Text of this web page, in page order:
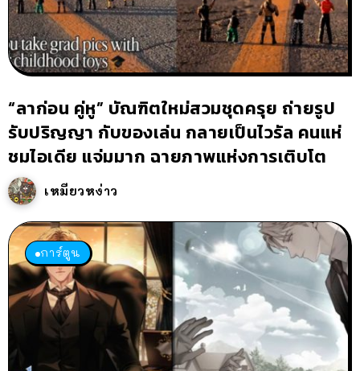
“ลาก่อน คู่หู” บัณฑิตใหม่สวมชุดครุย ถ่ายรูป
รับปริญญา กับของเล่น กลายเป็นไวรัล คนแห่
ชมไอเดีย แจ่มมาก ฉายภาพแห่งการเติบโต
เหมียวหง่าว
การ์ตูน